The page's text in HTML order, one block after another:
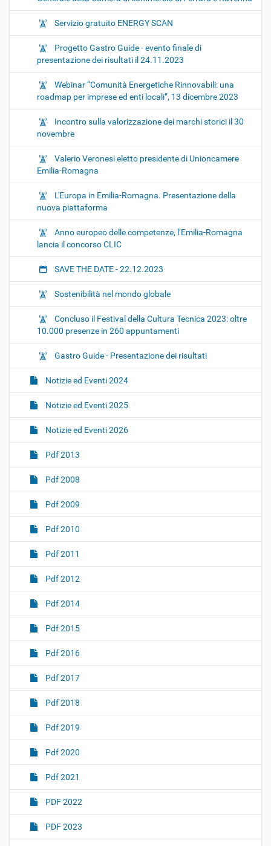
Servizio gratuito ENERGY SCAN
Progetto Gastro Guide - evento finale di
presentazione dei risultati il 24.11.2023
Webinar “Comunità Energetiche Rinnovabili: una
roadmap per imprese ed enti locali”, 13 dicembre 2023
Incontro sulla valorizzazione dei marchi storici il 30
novembre
Valerio Veronesi eletto presidente di Unioncamere
Emilia-Romagna
L'Europa in Emilia-Romagna. Presentazione della
nuova piattaforma
Anno europeo delle competenze, l’Emilia-Romagna
lancia il concorso CLIC
SAVE THE DATE - 22.12.2023
Sostenibilità nel mondo globale
Concluso il Festival della Cultura Tecnica 2023: oltre
10.000 presenze in 260 appuntamenti
Gastro Guide - Presentazione dei risultati
Notizie ed Eventi 2024
Notizie ed Eventi 2025
Notizie ed Eventi 2026
Pdf 2013
Pdf 2008
Pdf 2009
Pdf 2010
Pdf 2011
Pdf 2012
Pdf 2014
Pdf 2015
Pdf 2016
Pdf 2017
Pdf 2018
Pdf 2019
Pdf 2020
Pdf 2021
PDF 2022
PDF 2023